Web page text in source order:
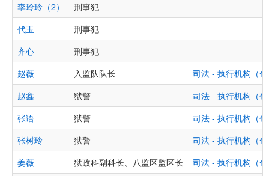
李玲玲（2）
刑事犯
代玉
刑事犯
齐心
刑事犯
赵薇
入监队队长
司法 - 执行机构（
赵鑫
狱警
司法 - 执行机构（
张语
狱警
司法 - 执行机构（
张树玲
狱警
司法 - 执行机构（
姜薇
狱政科副科长、八监区监区长
司法 - 执行机构（